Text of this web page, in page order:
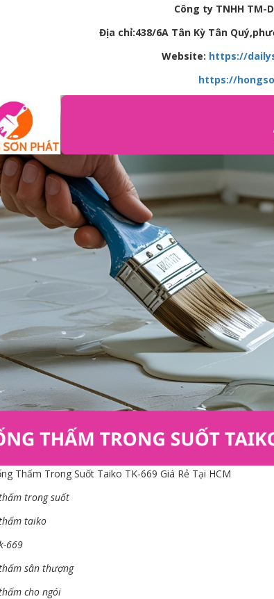
Công ty TNHH TM-
Địa chỉ:438/6A Tân Kỳ Tân
Website: https://
https://
Thấm Trong Suốt Taiko TK-669 Giá Rẻ Tại HCM
trong suốt
taiko
669
sân thượng
cho ngói